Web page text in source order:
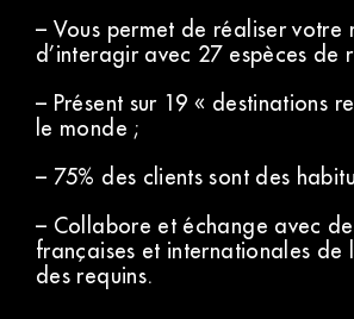
– Vous permet de réaliser votre
d’interagir avec 27 espèces de
– Présent sur 19 « destinations
le monde ;
– 75% des clients sont des
– Collabore et échange avec
françaises et internationales de
des requins.